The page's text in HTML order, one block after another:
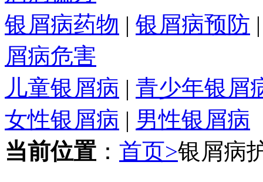
银屑病药物 | 银屑病预防
屑病危害
儿童银屑病 | 青少年银屑
女性银屑病 | 男性银屑病
当前位置 ： 首页>银屑病